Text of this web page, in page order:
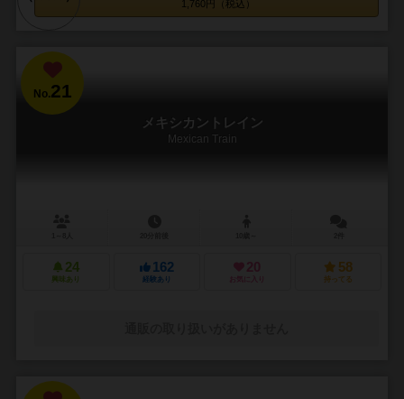
1,760円（税込）
No.21
メキシカントレイン
Mexican Train
24
興味あり
162
経験あり
20
お気に入り
58
持ってる